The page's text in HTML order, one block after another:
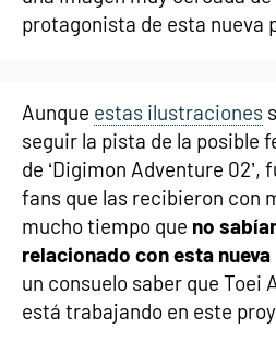
protagonista de esta nueva
Aunque estas ilustraciones
seguir la pista de la posible
de ‘Digimon Adventure 02’,
fans que las recibieron con
mucho tiempo que no
relacionado con esta
un consuelo saber que Toei
está trabajando en este